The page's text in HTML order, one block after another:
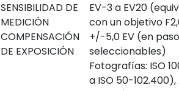
SENSIBILIDAD DE
MEDICIÓN
EV-3 a EV20
con un objetivo
COMPENSACIÓN
DE EXPOSICIÓN
+/-5,0 EV (en
seleccionables)
Fotografías: ISO
a ISO 50-102.400),